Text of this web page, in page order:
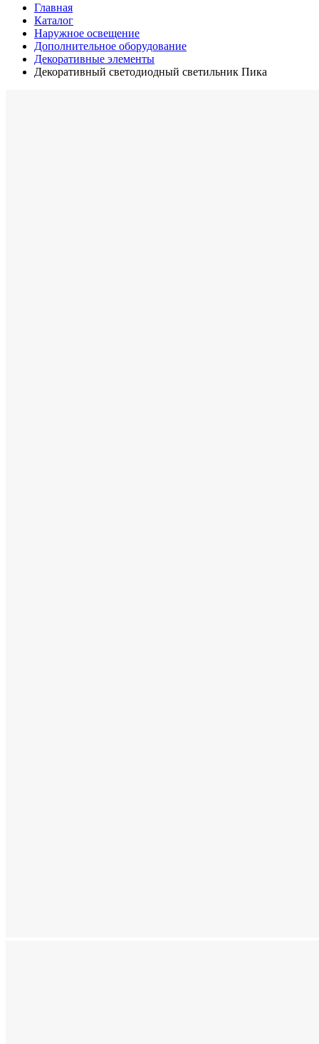
Главная
Каталог
Наружное освещение
Дополнительное оборудование
Декоративные элементы
Декоративный светодиодный светильник Пика